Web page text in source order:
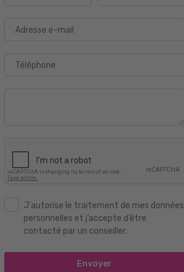
Adresse e-mail
Téléphone
J'autorise le traitement de mes données
personnelles et j’accepte d’être
contacté par un conseiller.
Envoyer